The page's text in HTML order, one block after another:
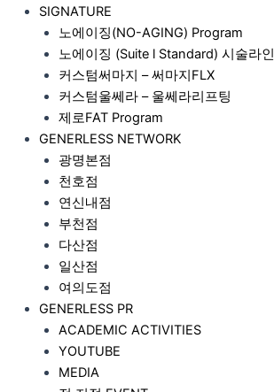
SIGNATURE
노에이징(NO-AGING) Program
노에이징 (Suite l Standard) 시술라인
커스텀써마지 – 써마지FLX
커스텀울쎄라 – 울쎄라리프팅
제로FAT Program
GENERLESS NETWORK
광명본점
천호점
연신내점
부천점
다산점
일산점
여의도점
GENERLESS PR
ACADEMIC ACTIVITIES
YOUTUBE
MEDIA